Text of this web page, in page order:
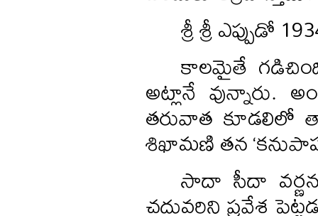
శ్రీ శ్రీ ఎప్పుడో
కాలమైతే గడిచింది
అట్లానే వున్నారు.
తరువాత కూడలిలో
శిఖామణి తన
సాదా సీదా
చదువరిని ప్రవేశ